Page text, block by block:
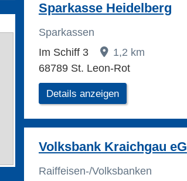
Sparkasse Heidelberg
Sparkassen
Im Schiff 3
1,2 km
68789 St. Leon-Rot
Details anzeigen
Volksbank Kraichgau eG
Raiffeisen-/Volksbanken